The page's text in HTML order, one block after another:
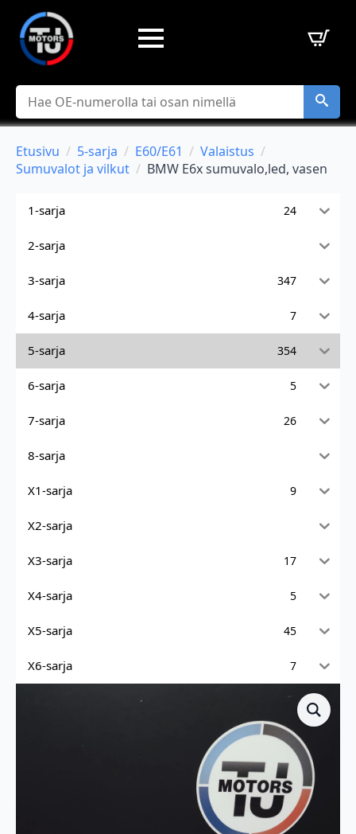
Hae
Etusivu 5-sarja E60/E61
Valaistus
Sumuvalot ja vilkut
BMW E6x sumuvalo,led, vasen
1-sarja 24
2-sarja
3-sarja 347
4-sarja 7
5-sarja 354
6-sarja 5
7-sarja 26
8-sarja
X1-sarja 9
X2-sarja
X3-sarja 17
X4-sarja 5
X5-sarja 45
X6-sarja 7